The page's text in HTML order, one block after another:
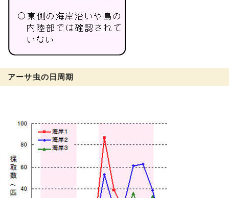
アーサ虫の日周期